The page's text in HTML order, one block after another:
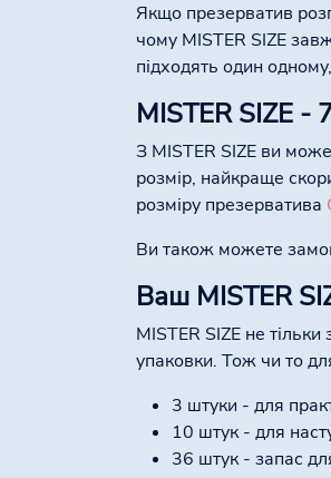
Якщо презерватив
чому MISTER SIZE
підходять один
MISTER SIZE -
З MISTER SIZE ви
розмір, найкраще
розміру презерватива
Ви також можете
Ваш MISTER
MISTER SIZE не
упаковки. Тож чи то
3 штуки - для
10 штук - для
36 штук - запас